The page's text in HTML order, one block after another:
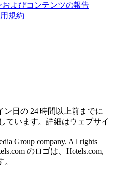
よびコンテンツの報告
規約
日の 24 時間以上前までに
ています。詳細はウェブサイ
Group company. All rights
のロゴは、Hotels.com,